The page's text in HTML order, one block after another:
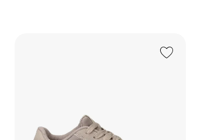
Add to Wishlist